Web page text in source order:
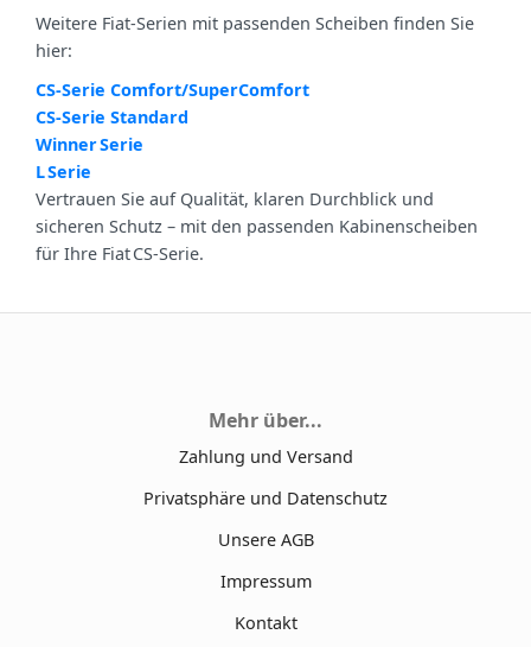
Weitere Fiat‑Serien mit passenden Scheiben finden Sie
hier:
CS‑Serie Comfort/SuperComfort
CS‑Serie Standard
Winner Serie
L Serie
Vertrauen Sie auf Qualität, klaren Durchblick und
sicheren Schutz – mit den passenden Kabinenscheiben
für Ihre Fiat CS‑Serie.
Mehr über...
Zahlung und Versand
Privatsphäre und Datenschutz
Unsere AGB
Impressum
Kontakt